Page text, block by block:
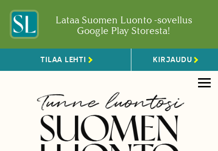
Lataa Suomen Luonto -sovellus
Google Play Storesta!
TILAA LEHTI KIRJAUDU